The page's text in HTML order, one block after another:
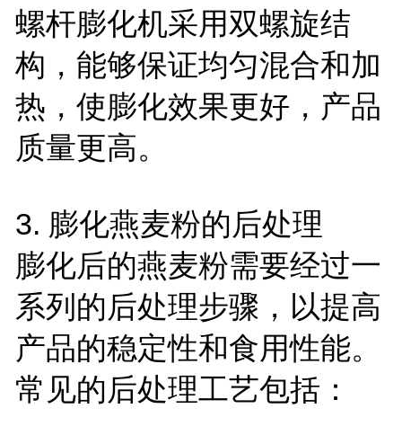
螺杆膨化机采用双螺旋结
构，能够保证均匀混合和加
热，使膨化效果更好，产品
质量更高。
3. 膨化燕麦粉的后处理
膨化后的燕麦粉需要经过一
系列的后处理步骤，以提高
产品的稳定性和食用性能。
常见的后处理工艺包括：